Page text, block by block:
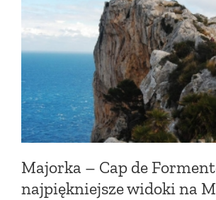
Majorka – Cap de
najpiękniejsze widoki na